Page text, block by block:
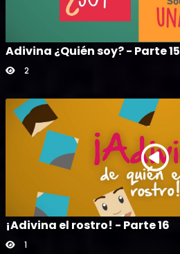
Adivina ¿Quién soy? - Parte 15
2
¡Adivina el rostro! - Parte 16
1